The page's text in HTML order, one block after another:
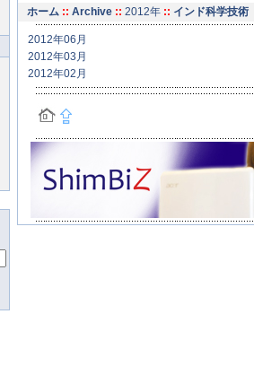
ホーム :: Archive :: 2012年 :: インド科学技術
2012年06月
2012年03月
2012年02月